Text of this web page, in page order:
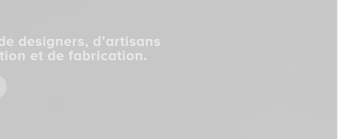
designers, d’artisans
et de fabrication.